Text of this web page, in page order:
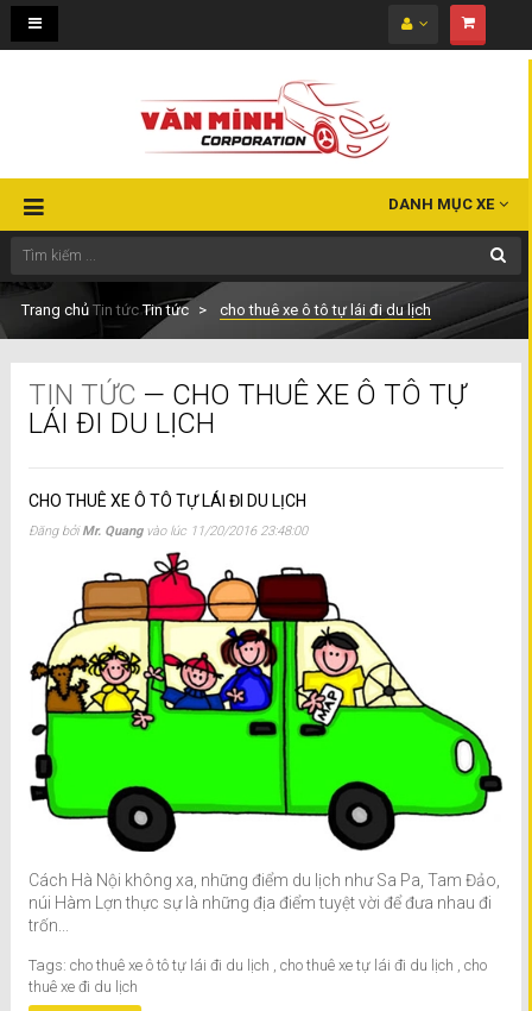
Toggle
navigation
DANH MỤC XE
Trang chủ Tin tức Tin tức cho thuê xe ô tô tự lái đi du lịch
TIN TỨC — CHO THUÊ XE Ô TÔ TỰ
LÁI ĐI DU LỊCH
CHO THUÊ XE Ô TÔ TỰ LÁI ĐI DU LỊCH
Đăng bởiMr. Quangvào lúc 11/20/2016 23:48:00
Cách Hà Nội không xa, những điểm du lịch như Sa Pa, Tam Đảo,
núi Hàm Lợn thực sự là những địa điểm tuyệt vời để đưa nhau đi
trốn...
Tags: cho thuê xe ô tô tự lái đi du lịch cho thuê xe tự lái đi du lịch
cho
thuê xe đi du lịch